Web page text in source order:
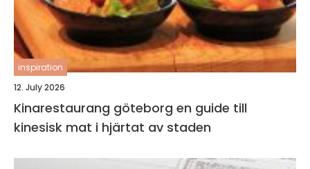
inspiration
12. July 2026
Kinarestaurang göteborg en guide till
kinesisk mat i hjärtat av staden